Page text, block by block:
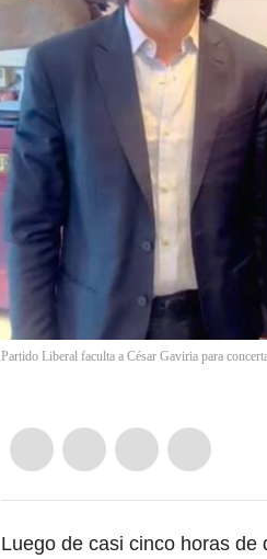
Partido Liberal faculta a César Gaviria para
Luego de casi cinco horas